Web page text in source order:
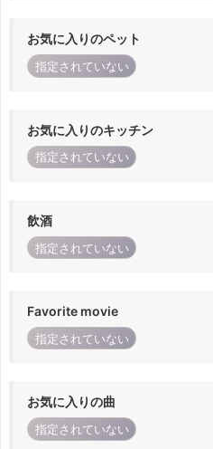
お気に入りのペット
指定されていない
お気に入りのキッチン
指定されていない
飲酒
指定されていない
Favorite movie
指定されていない
お気に入りの曲
指定されていない